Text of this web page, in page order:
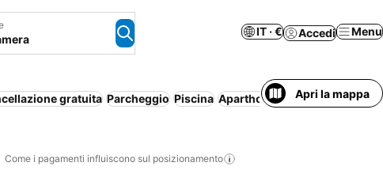
IT · € Accedi Menu
gratuita Parcheggio Piscina Aparthotel Servizio navetta
Apri la mappa
Come i pagamenti influiscono sul posizionamento